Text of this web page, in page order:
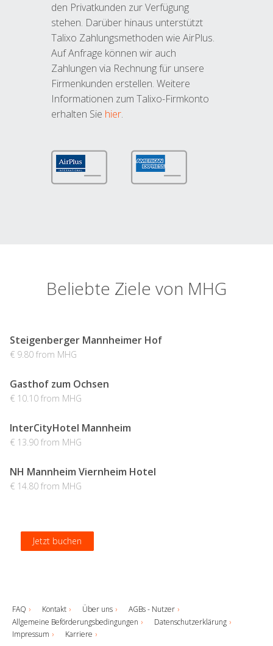
den Privatkunden zur Verfügung
stehen. Darüber hinaus unterstützt
Talixo Zahlungsmethoden wie AirPlus.
Auf Anfrage können wir auch
Zahlungen via Rechnung für unsere
Firmenkunden erstellen. Weitere
Informationen zum Talixo-Firmkonto
erhalten Sie hier.
Beliebte Ziele von MHG
Steigenberger Mannheimer Hof
€ 9.80 from MHG
Jetzt buchen
Gasthof zum Ochsen
€ 10.10 from MHG
Jetzt buchen
InterCityHotel Mannheim
€ 13.90 from MHG
Jetzt buchen
NH Mannheim Viernheim Hotel
€ 14.80 from MHG
Jetzt buchen
FAQ Kontakt Über uns
AGBs - Nutzer
Allgemeine Beförderungsbedingungen
Datenschutzerklärung
Impressum
Karriere